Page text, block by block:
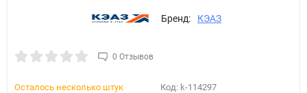
Бренд: КЭАЗ
0 Отзывов
Код: k-114297
Осталось несколько штук